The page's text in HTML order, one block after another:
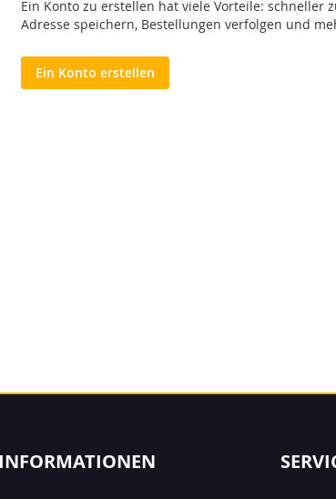
Ein Konto zu erstellen hat viele Vorteile: schneller
Adresse speichern, Bestellungen verfolgen und
Ein Konto erstellen
INFORMATIONEN